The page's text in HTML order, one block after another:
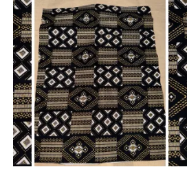
AJOUTER AU PANIER